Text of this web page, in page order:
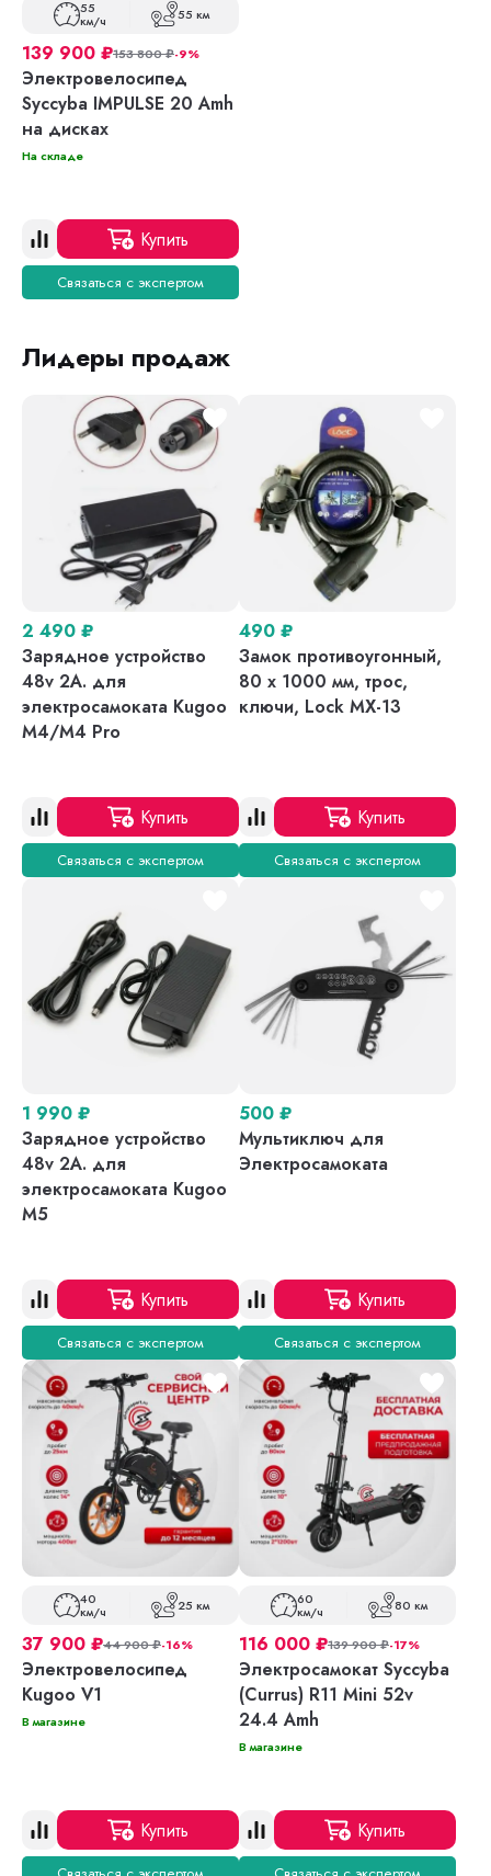
55
км/ч 55 км
139 900 ₽153 800₽-9%
Электровелосипед
Syccyba IMPULSE 20 Amh
на дисках
На складе
Купить
Связаться с экспертом
Лидеры продаж
2 490 ₽
Зарядное устройство
48v 2A. для
электросамоката Kugoo
M4/M4 Pro
Купить
Связаться с экспертом
490 ₽
Замок противоугонный,
80 х 1000 мм, трос,
ключи, Lock MX-13
Купить
Связаться с экспертом
1 990 ₽
Зарядное устройство
48v 2A. для
электросамоката Kugoo
M5
Купить
Связаться с экспертом
500 ₽
Мультиключ для
Электросамоката
Купить
Связаться с экспертом
40
км/ч 25 км
37 900 ₽44 900₽-16%
Электровелосипед
Kugoo V1
В магазине
Купить
60
км/ч 80 км
116 000 ₽139 900₽-17%
Электросамокат Syccyba
(Currus) R11 Mini 52v
24.4 Amh
В магазине
Купить